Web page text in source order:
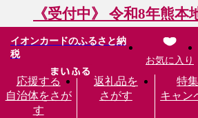
《受付中》 令和8年熊本
イオンカードのふるさと納
税
応援する
自治体をさが
す
返礼品を
さがす
特集
キャン
お気に入り